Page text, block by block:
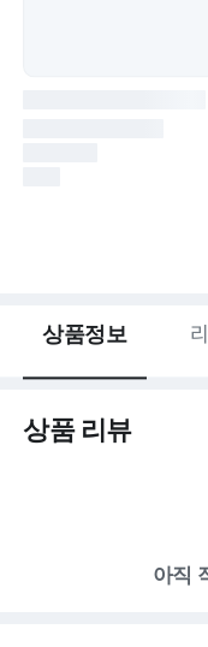
상품정보
상품 리뷰
아직